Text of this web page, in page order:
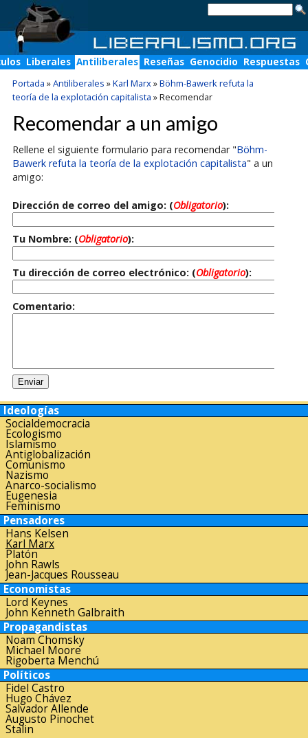
Liberales Antiliberales Reseñas Genocidio Respuestas
Portada »Antiliberales »Karl Marx»Böhm-Bawerk refuta la
teoría de la explotación capitalista »Recomendar
Recomendar a un amigo
Rellene el siguiente formulario para recomendar "Böhm-
Bawerk refuta la teoría de la explotación capitalista" a un
amigo:
Dirección de correo del amigo: (Obligatorio):
Tu Nombre: (Obligatorio):
Tu dirección de correo electrónico: (Obligatorio):
Comentario:
Ideologías
Socialdemocracia
Ecologismo
Islamismo
Antiglobalización
Comunismo
Nazismo
Anarco-socialismo
Eugenesia
Feminismo
Pensadores
Hans Kelsen
Karl Marx
Platón
John Rawls
Jean-Jacques Rousseau
Economistas
Lord Keynes
John Kenneth Galbraith
Propagandistas
Noam Chomsky
Michael Moore
Rigoberta Menchú
Políticos
Fidel Castro
Hugo Chávez
Salvador Allende
Augusto Pinochet
Stalin